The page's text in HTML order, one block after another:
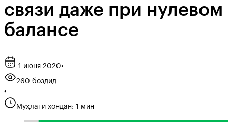
связи даже при нулевом
балансе
1 июня 2020•
260 боздид
•
Муҳлати хондан: 1 мин